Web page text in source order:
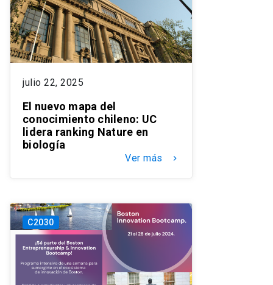
julio 22, 2025
El nuevo mapa del
conocimiento chileno: UC
lidera ranking Nature en
biología
Ver más keyboard_arrow_right
C2030